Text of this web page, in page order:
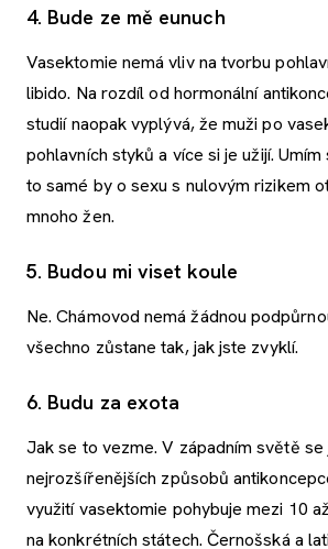
4. Bude ze mě eunuch
Vasektomie nemá vliv na tvorbu
libido. Na rozdíl od hormonální
studií naopak vyplývá, že muži po
pohlavních styků a více si je užijí.
to samé by o sexu s nulovým rizikem
mnoho žen.
5. Budou mi viset koule
Ne. Chámovod nemá žádnou
všechno zůstane tak, jak jste zvyklí.
6. Budu za exota
Jak se to vezme. V západním světě se
nejrozšířenějších způsobů
využití vasektomie pohybuje mezi 10
na konkrétních státech. Černošská a